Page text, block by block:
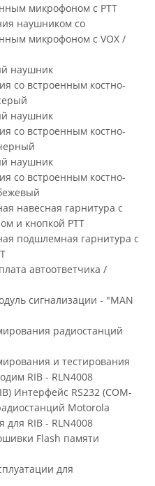
микрофоном с PTT
наушником со
микрофоном с VOX /
наушник
со встроенным костно-
наушник
со встроенным костно-
наушник
со встроенным костно-
навесная гарнитура с
и кнопкой PTT
подшлемная гарнитура с
автоответчика /
сигнализации - "MAN
радиостанций
и тестирования
RIB - RLN4008
Интерфейс RS232 (COM-
Motorola
для RIB - RLN4008
Flash памяти
для